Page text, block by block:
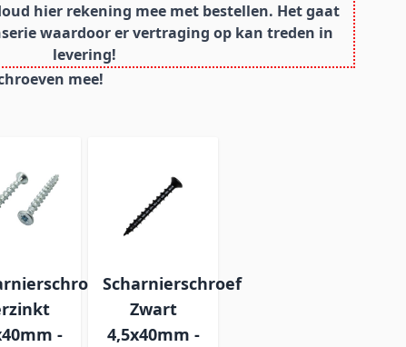
hier rekening mee met bestellen. Het gaat
waardoor er vertraging op kan treden in
levering!
mee!
-
Scharnierschroef
Zwart
4,5x40mm -